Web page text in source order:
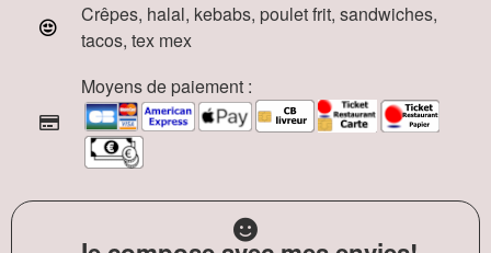
Crêpes, halal, kebabs, poulet frit, sandwiches,
tacos, tex mex
Moyens de paiement :